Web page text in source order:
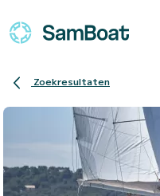
Zoekresultaten